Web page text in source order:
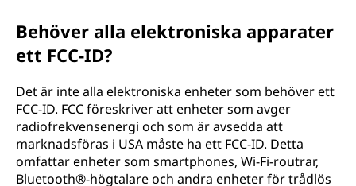
Behöver alla elektroniska apparater
ett FCC-ID?
Det är inte alla elektroniska enheter som behöver ett
FCC-ID. FCC föreskriver att enheter som avger
radiofrekvensenergi och som är avsedda att
marknadsföras i USA måste ha ett FCC-ID. Detta
omfattar enheter som smartphones, Wi-Fi-routrar,
Bluetooth®-högtalare och andra enheter för trådlös